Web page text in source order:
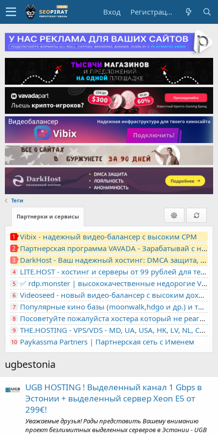
Вход Регистрация
Теги
Партнерки и сервисы
1 Vibix - надежный видео-балансер с высоким CPM
2 Партнерская программа VAVADA - Зарабатывай с нами!
3 DarkHost - Ваш надежный хостинг: DMCA защита, лояльность, анонимность
4 LITE.HOST - хостинг и серверы от 99 рублей для тех, кто любит не переплачивать. Доступ по SSH, поддержка PHP, GIT, COMPOSER, сертификаты Let's Encrypt
5 ✅ rdp.monster | высококачественные недорогие VPS, RDP - выделенные серверы
6 Videoseed - новый видео-балансер с высоким доходом
7 Популярные кино базы (moonwalk,hdgo и др.) и торренты в одном плеере для вашего сайта
8 Посоветуйте пожалуйста хостера который не реагирует на ркн
9 THE.HOSTING - VPS/VDS - MD, UA, USA, HK, LV, NL, CA, DE, SK, CZE, GB, IL, TR, PL, BG, RO, IT, FL, HU, PT.
10 Paykassma Partners | Партнерская сеть с Именем
ugbestonia
UGB HOSTING ! Выделенный канал 1 Gbps в
Эстонии + выделенный сервер Xeon E5 от
299€!
Уважаемые друзья! Рады представить Вашему вниманию
проект безлимитных выделенных серверов в Эстонии - UGB